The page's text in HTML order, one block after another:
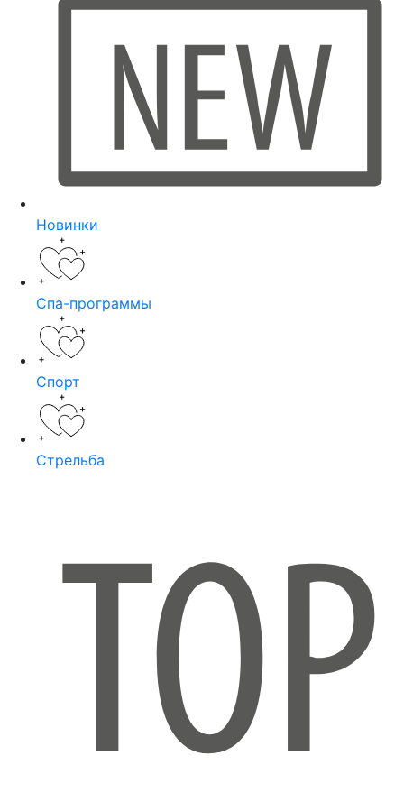
Новинки
Спа-программы
Спорт
Стрельба